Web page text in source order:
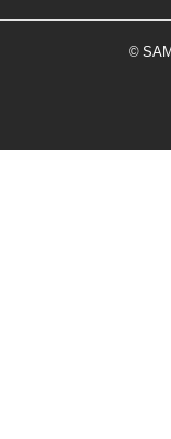
©